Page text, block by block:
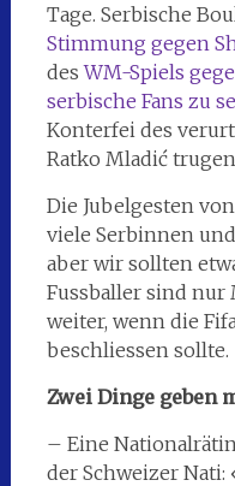
Tage. Serbische
Stimmung gegen
desWM-Spiels
serbische Fans zu
Konterfei des
Ratko Mladić
Die Jubelgesten
viele Serbinnen
aber wir sollten
Fussballer sind nur
weiter, wenn die
beschliessen sollte.
Zwei Dinge geben
– Eine
der Schweizer